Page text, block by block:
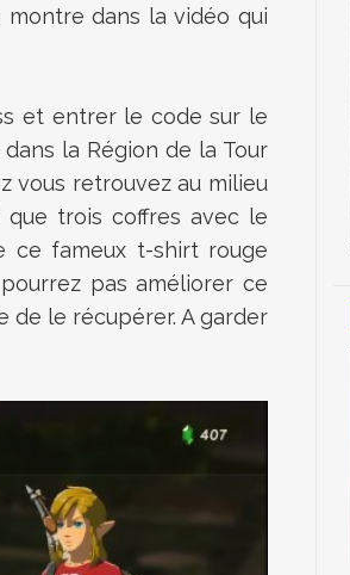
dans la vidéo qui
et entrer le code sur le
la Région de la Tour
vous retrouvez au milieu
que trois coffres avec le
ce fameux t-shirt rouge
pas améliorer ce
de le récupérer. A garder